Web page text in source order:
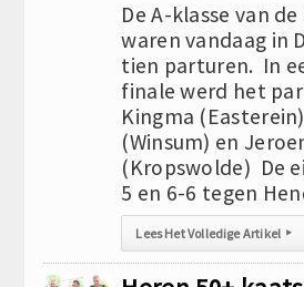
De A-klasse van
waren vandaag in
tien parturen. In
finale werd het
Kingma
(Winsum) en
(Kropswolde) De
5 en 6-6 tegen
Lees Het Volledige Artikel ▸